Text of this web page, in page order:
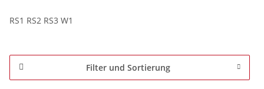
RS1 RS2 RS3 W1
Filter und Sortierung